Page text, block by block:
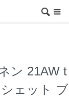
ン 21AW t
ェット ブ